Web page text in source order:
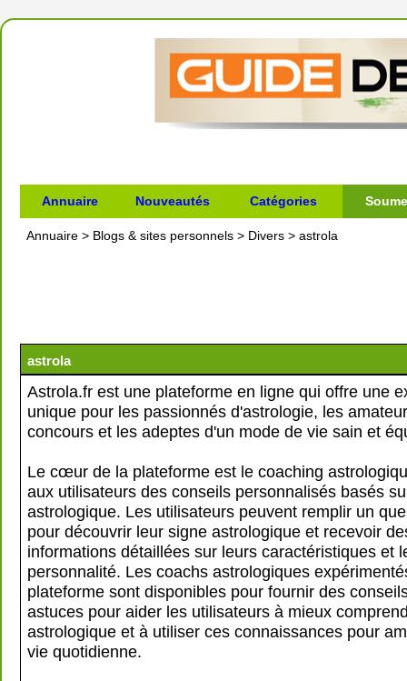
Annuaire Nouveautés Catégories
Annuaire > Blogs & sites personnels > Divers > astrola
astrola
Astrola.fr est une plateforme en ligne qui offre une
unique pour les passionnés d'astrologie, les
concours et les adeptes d'un mode de vie sain et
Le cœur de la plateforme est le coaching
aux utilisateurs des conseils personnalisés basés
astrologique. Les utilisateurs peuvent remplir un
pour découvrir leur signe astrologique et recevoir
informations détaillées sur leurs caractéristiques et
personnalité. Les coachs astrologiques
plateforme sont disponibles pour fournir des
astuces pour aider les utilisateurs à mieux
astrologique et à utiliser ces connaissances pour
vie quotidienne.